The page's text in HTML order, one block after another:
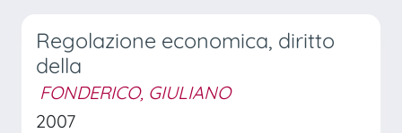
Regolazione economica, diritto
della
FONDERICO, GIULIANO
2007